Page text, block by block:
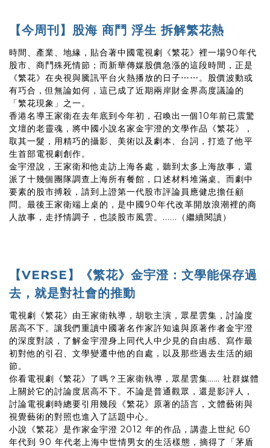
【今周刊】股海 商鬥 浮生 拆解繁花熱
時間、產業、地緣，貼合著中國電視劇《繁花》裡一場90年代
股市、商鬥殊死情節；而新華傳媒股價急漲的這段時間，正是
《繁花》在央視與騰訊平台火熱播放的日子⋯⋯。股價波動或
有巧合，但無論如何，這已成了近期兩岸財金界高度議論的
「繁花現象」之一。
香港名導王家衛在去年底到今年初，召喚出一個10年前已震驚
文壇的老靈魂，將中國小說名家金宇澄的文學作品《繁花》，
取其一髮，用精巧的攝影、美術以及劇本、台詞，打造了他平
生首部電視劇創作。
金宇澄說，王家衛和他走訪上海各處，聽到太多上海故事，還
派了十幾個團隊調查上海所有餐館，口述材料堆滿桌。而劇中
要素的股市搏殺，請到上證第一代股市評論員應健忠擔任顧
問。最後王家衛端上桌的，是中國90年代改革開放浪潮裡的商
人故事，走抒情調子，也談股市風雲。......（繼續閱讀）
【VERSE】《繁花》金宇澄：文學能保存過
去，就是對社會的推動
電視劇《繁花》由王家衛執導，胡歌主演，眾星雲集，討論度
居高不下。讓我們重讀中國著名作家許知遠與原著作者金宇澄
的深度對談，了解金宇澄身上同代人中少見的自由感、寫作最
初對他的引召、文學變遷中他的自處，以及那些過去生活的細
節。
你看電視劇《繁花》了嗎？王家衛執導，眾星雲集…… 社群媒體
上關於它的討論度居高不下。不論是普通觀眾，還是影評人，
討論電視劇時總要引用幾段《繁花》原著的語言，文體藝術與
視覺藝術的對照也進入了話題中心。
小說《繁花》是作家金宇澄 2012 年的作品，講盡上世紀 60
年代到 90 年代老上海中世情男女的生活樣態，摘得了「茅盾